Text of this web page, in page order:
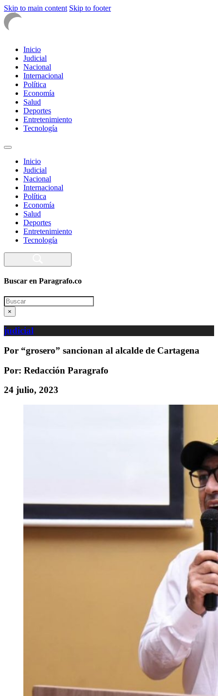
Skip to main content Skip to footer
Inicio
Judicial
Nacional
Internacional
Política
Economía
Salud
Deportes
Entretenimiento
Tecnología
Inicio
Judicial
Nacional
Internacional
Política
Economía
Salud
Deportes
Entretenimiento
Tecnología
Buscar en Paragrafo.co
Search
×
judicial
Por “grosero” sancionan al alcalde de Cartagena
Por: Redacción Paragrafo
24 julio, 2023